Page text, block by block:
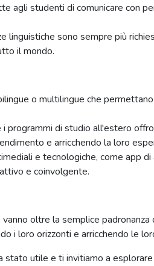
agli studenti di comunicare con
sono sempre più
il mondo.
o multilingue che
i programmi di studio all'estero
e arricchendo la loro
e tecnologiche, come app
e coinvolgente.
oltre la semplice
i loro orizzonti e arricchendo le
utile e ti invitiamo a